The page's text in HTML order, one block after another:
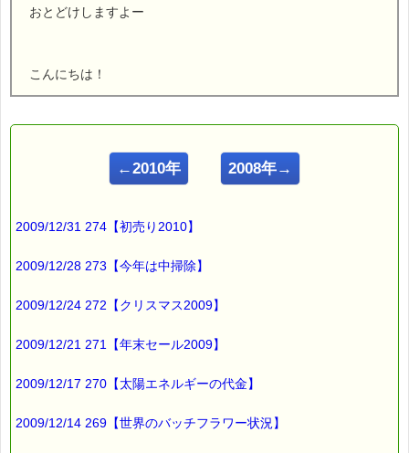
おとどけしますよー
こんにちは！
■ｅパスタイム通信 2009.07.16 VOL.226号
【読書好きの方必見！】
読書好きの方は
世界中から集めた
便利にするための読書グッズが
た～っくさんあるんですよー w(゜o゜)w
←2010年 2008年→
2009/12/31 274【初売り2010】
2009/12/28 273【今年は中掃除】
2009/12/24 272【クリスマス2009】
2009/12/21 271【年末セール2009】
2009/12/17 270【太陽エネルギーの代金】
2009/12/14 269【世界のバッチフラワー状況】